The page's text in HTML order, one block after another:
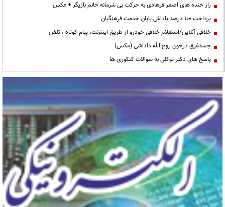
راز خنده های اصغر فرهادی به حرکت بی شرمانه خانم بازیگر + عکس
پرداخت ۱۰۰ درصد پاداش پایان خدمت فرهنگیان
خلافی آنلاین/استعلام خلافی خودرو از طریق اینترنت، پیام کوتاه ، تلفن
جسدغرق درخون روح الله داداشی (عکس)
پاسخ های دکتر توکلی به سوالات کنکوری ها